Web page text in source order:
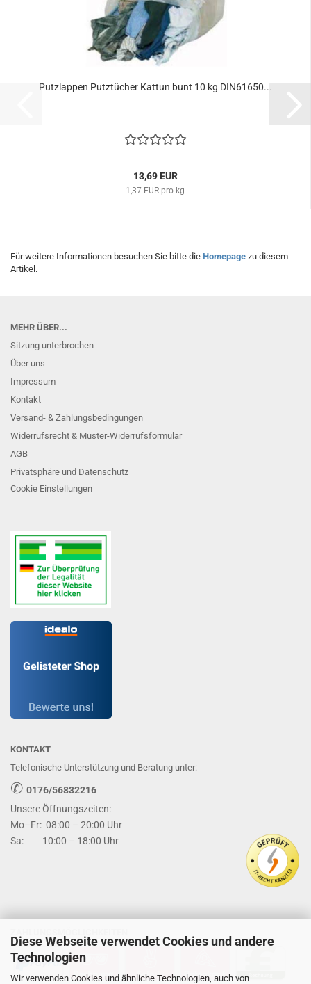
Diese Webseite verwendet Cookies und andere
Technologien
Wir verwenden Cookies und ähnliche Technologien, auch von
Putzlappen Putztücher Kattun bunt 10 kg DIN61650...
13,69 EUR
1,37 EUR pro kg
Für weitere Informationen besuchen Sie bitte die Homepage zu diesem
Artikel.
MEHR ÜBER...
Sitzung unterbrochen
Über uns
Impressum
Kontakt
Versand- & Zahlungsbedingungen
Widerrufsrecht & Muster-Widerrufsformular
AGB
Privatsphäre und Datenschutz
Cookie Einstellungen
KONTAKT
Telefonische Unterstützung und Beratung unter:
✆ 0176/56832216
Unsere Öffnungszeiten:
Mo–Fr: 08:00 – 20:00 Uhr
Sa: 10:00 – 18:00 Uhr